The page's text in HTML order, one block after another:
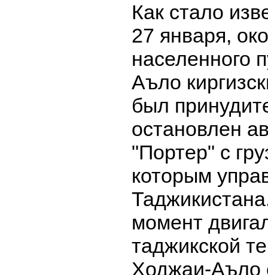
Как стало
27 января,
населенного
Аъло
был
остановлен
"Портер" с
которым
момент
таджикской
Ходжаи-Аъло